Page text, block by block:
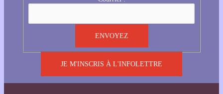
JE M'INSCRIS À L'INFOLETTRE